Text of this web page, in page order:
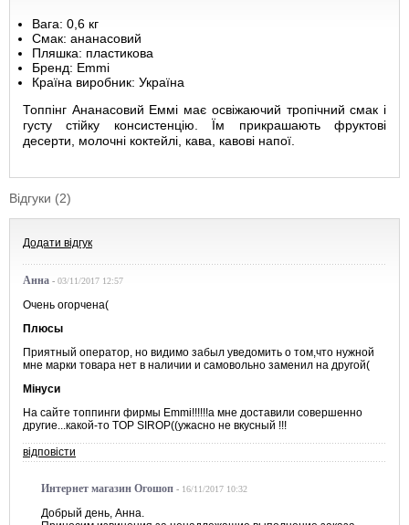
Вага: 0,6 кг
Смак: ананасовий
Пляшка: пластикова
Бренд: Emmi
Країна виробник: Україна
Топпінг Ананасовий Еммі має освіжаючий тропічний смак і
густу стійку консистенцію. Їм прикрашають фруктові
десерти, молочні коктейлі, кава, кавові напої.
Відгуки (2)
Додати відгук
Анна - 03/11/2017 12:57
Очень огорчена(
Плюсы
Приятный оператор, но видимо забыл уведомить о том,что нужной
мне марки товара нет в наличии и самовольно заменил на другой(
Мінуси
На сайте топпинги фирмы Emmi!!!!!!а мне доставили совершенно
другие...какой-то TOP SIROP((ужасно не вкусный !!!
відповісти
Интернет магазин Огошоп - 16/11/2017 10:32
Добрый день, Анна.